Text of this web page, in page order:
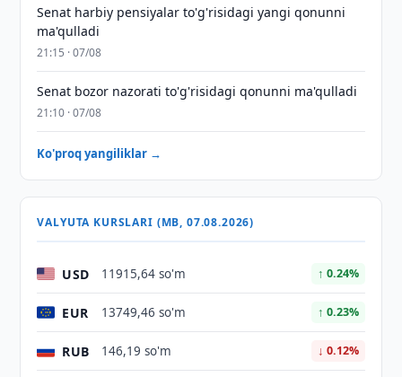
Senat harbiy pensiyalar to'g'risidagi yangi qonunni
ma'qulladi
21:15 · 07/08
Senat bozor nazorati to'g'risidagi qonunni ma'qulladi
21:10 · 07/08
Ko'proq yangiliklar →
VALYUTA KURSLARI (MB, 07.08.2026)
USD 11915,64 so'm ↑ 0.24%
EUR 13749,46 so'm ↑ 0.23%
RUB 146,19 so'm ↓ 0.12%